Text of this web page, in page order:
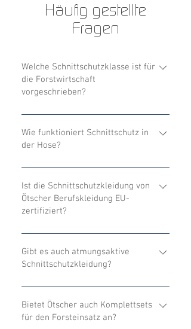
Häufig gestellte
Fragen
Welche Schnittschutzklasse ist für
die Forstwirtschaft
vorgeschrieben?
In der professionellen Forstarbeit ist
mindestens Klasse 1 (20 m/s)
vorgeschrieben – bei Hochrisiko-
Wie funktioniert Schnittschutz in
der Hose?
Mehrlagige Fasereinlagen
Beinbereich blockieren die Säge
durch sofortiges Verstopfen der Kette
– je nach Klasse in verschiedenen
Ist die Schnittschutzkleidung von
Ötscher Berufskleidung EU-
zertifiziert?
Ja, unsere Schnittschutzprodukte
sind gemäß EN ISO 11393 geprüft und
verfügen über die EU-
Gibt es auch atmungsaktive
Schnittschutzkleidung?
Ja, unsere Modelle kombinieren
Sicherheit mit Tragekomfort –
atmungsaktive Materialien und
Bietet Ötscher auch Komplettsets
für den Forsteinsatz an?